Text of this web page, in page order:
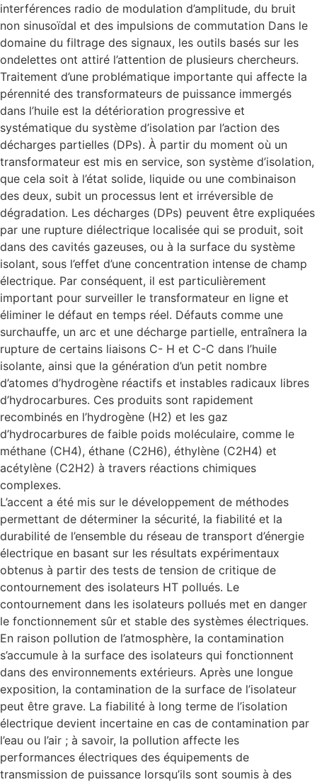
interférences radio de modulation d’amplitude, du bruit
non sinusoïdal et des impulsions de commutation Dans le
domaine du filtrage des signaux, les outils basés sur les
ondelettes ont attiré l’attention de plusieurs chercheurs.
Traitement d’une problématique importante qui affecte la
pérennité des transformateurs de puissance immergés
dans l’huile est la détérioration progressive et
systématique du système d’isolation par l’action des
décharges partielles (DPs). À partir du moment où un
transformateur est mis en service, son système d’isolation,
que cela soit à l’état solide, liquide ou une combinaison
des deux, subit un processus lent et irréversible de
dégradation. Les décharges (DPs) peuvent être expliquées
par une rupture diélectrique localisée qui se produit, soit
dans des cavités gazeuses, ou à la surface du système
isolant, sous l’effet d’une concentration intense de champ
électrique. Par conséquent, il est particulièrement
important pour surveiller le transformateur en ligne et
éliminer le défaut en temps réel. Défauts comme une
surchauffe, un arc et une décharge partielle, entraînera la
rupture de certains liaisons C- H et C-C dans l’huile
isolante, ainsi que la génération d’un petit nombre
d’atomes d’hydrogène réactifs et instables radicaux libres
d’hydrocarbures. Ces produits sont rapidement
recombinés en l’hydrogène (H2) et les gaz
d’hydrocarbures de faible poids moléculaire, comme le
méthane (CH4), éthane (C2H6), éthylène (C2H4) et
acétylène (C2H2) à travers réactions chimiques
complexes.
L’accent a été mis sur le développement de méthodes
permettant de déterminer la sécurité, la fiabilité et la
durabilité de l’ensemble du réseau de transport d’énergie
électrique en basant sur les résultats expérimentaux
obtenus à partir des tests de tension de critique de
contournement des isolateurs HT pollués. Le
contournement dans les isolateurs pollués met en danger
le fonctionnement sûr et stable des systèmes électriques.
En raison pollution de l’atmosphère, la contamination
s’accumule à la surface des isolateurs qui fonctionnent
dans des environnements extérieurs. Après une longue
exposition, la contamination de la surface de l’isolateur
peut être grave. La fiabilité à long terme de l’isolation
électrique devient incertaine en cas de contamination par
l’eau ou l’air ; à savoir, la pollution affecte les
performances électriques des équipements de
transmission de puissance lorsqu’ils sont soumis à des